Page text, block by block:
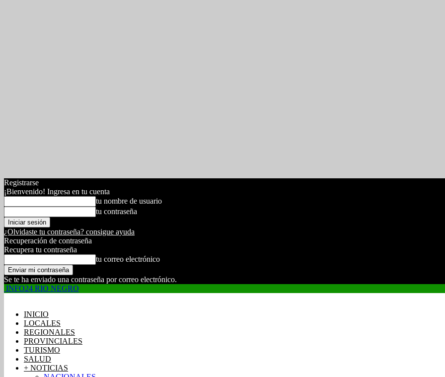
Registrarse
¡Bienvenido! Ingresa en tu cuenta
tu nombre de usuario
tu contraseña
¿Olvidaste tu contraseña? consigue ayuda
Recuperación de contraseña
Recupera tu contraseña
tu correo electrónico
Se te ha enviado una contraseña por correo electrónico.
INFO24 RIO NEGRO
INICIO
LOCALES
REGIONALES
PROVINCIALES
TURISMO
SALUD
+ NOTICIAS